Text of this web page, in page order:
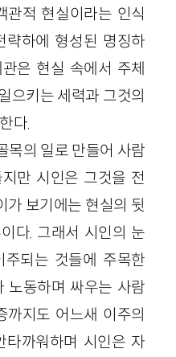
적 현실이라는 인식
략하에 형성된 명징하
은 현실 속에서 주체
으키는 세력과 그것의
다.
목의 일로 만들어 사람
만 시인은 그것을 전
가 보기에는 현실의 뒷
다. 그래서 시인의 눈
되는 것들에 주목한
노동하며 싸우는 사람
까지도 어느새 이주의
타까워하며 시인은 자